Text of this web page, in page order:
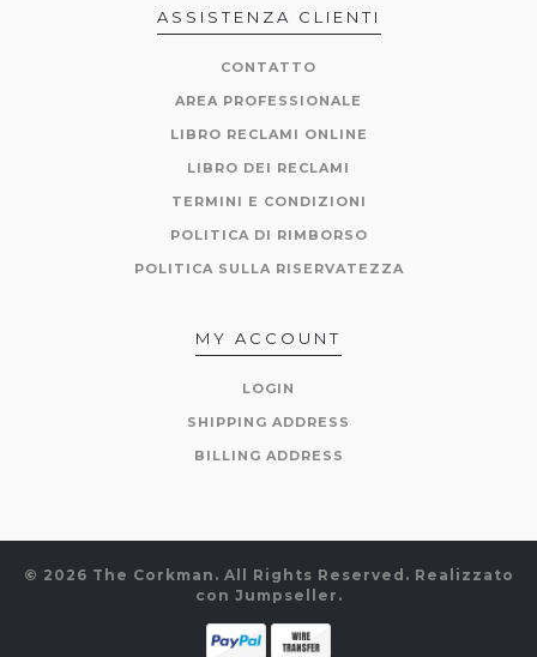
ASSISTENZA CLIENTI
CONTATTO
AREA PROFESSIONALE
LIBRO RECLAMI ONLINE
LIBRO DEI RECLAMI
TERMINI E CONDIZIONI
POLITICA DI RIMBORSO
POLITICA SULLA RISERVATEZZA
MY ACCOUNT
LOGIN
SHIPPING ADDRESS
BILLING ADDRESS
© 2026 The Corkman. All Rights Reserved. Realizzato
con Jumpseller .